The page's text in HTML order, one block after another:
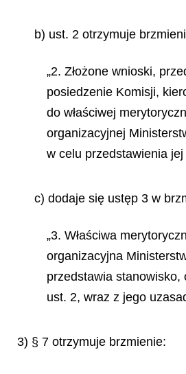
b) ust. 2 otrzymuje
„2. Złożone wnioski,
posiedzenie Komisji,
do właściwej
organizacyjnej
w celu przedstawienia jej
c) dodaje się ustęp 3 w
„3. Właściwa
organizacyjna
przedstawia stanowisko,
ust. 2, wraz z jego
3) § 7 otrzymuje brzmienie: